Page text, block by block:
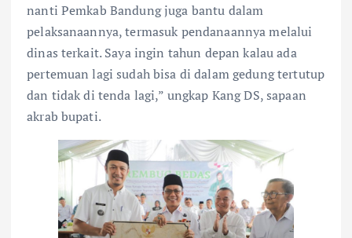
nanti Pemkab Bandung juga bantu dalam
pelaksanaannya, termasuk pendanaannya melalui
dinas terkait. Saya ingin tahun depan kalau ada
pertemuan lagi sudah bisa di dalam gedung tertutup
dan tidak di tenda lagi,” ungkap Kang DS, sapaan
akrab bupati.